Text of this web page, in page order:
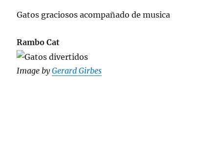
Gatos graciosos acompañado de musica
Rambo Cat
Image byGerard Girbes